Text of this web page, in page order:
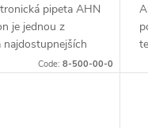
pipeta AHN
je jednou z
najdostupnejších
pipiet
Code: 8-500-00-0